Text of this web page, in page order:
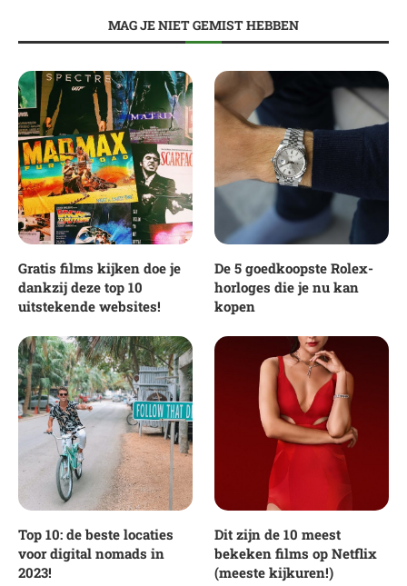
MAG JE NIET GEMIST HEBBEN
Gratis films kijken doe je
dankzij deze top 10
uitstekende websites!
De 5 goedkoopste Rolex-
horloges die je nu kan
kopen
Top 10: de beste locaties
voor digital nomads in
2023!
Dit zijn de 10 meest
bekeken films op Netflix
(meeste kijkuren!)